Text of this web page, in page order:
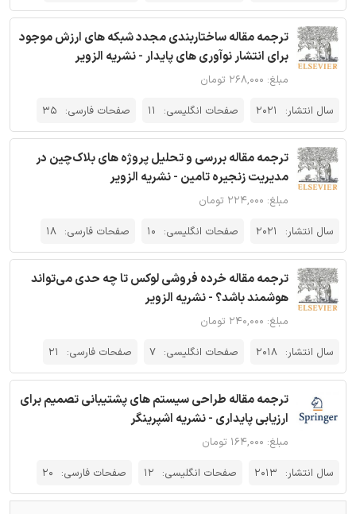
ترجمه مقاله ساختاربندی مجدد شبکه های ارزش موجود
برای انتشار نوآوری های پایدار - نشریه الزویر
مبلغ: ۲۶۸,۰۰۰ تومان
سال انتشار:
2021 صفحات انگلیسی: 11 صفحات فارسی: 35
ترجمه مقاله بررسی و تحلیل پروژه های بلاک‌چین در
مدیریت زنجیره تامین - نشریه الزویر
مبلغ: ۲۲۴,۰۰۰ تومان
سال انتشار:
2021 صفحات انگلیسی: 10 صفحات فارسی: 18
ترجمه مقاله خرده فروشی لوکس تا چه حدی می‌تواند
هوشمند باشد؟ - نشریه الزویر
مبلغ: ۲۴۰,۰۰۰ تومان
سال انتشار: 2018 صفحات انگلیسی: 7 صفحات فارسی: 21
ترجمه مقاله طراحی سیستم های پشتیبانی تصمیم برای
ارزیابی پایداری - نشریه اشپرینگر
مبلغ: ۱۶۴,۰۰۰ تومان
سال انتشار: 2013 صفحات انگلیسی: 12 صفحات فارسی: 20